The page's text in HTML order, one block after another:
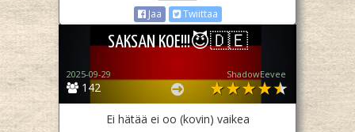
Jaa
Twiittaa
SAKSAN KOE!!!😈🇩🇪
142
2025-09-29 ShadowEevee
Ei hätää ei oo (kovin) vaikea